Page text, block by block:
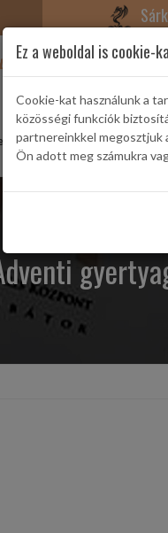
Rendezvények
Ez a weboldal is cookie-
Cookie-kat használunk a
közösségi funkciók
partnereinkkel megosztjuk
Ön adott meg számukra